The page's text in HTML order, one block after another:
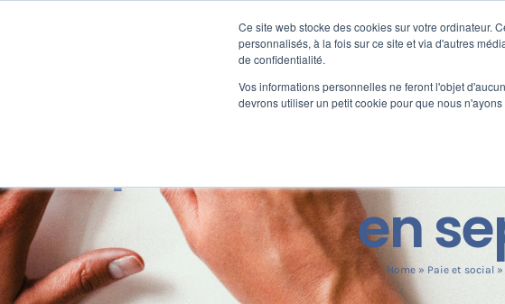
Ce site web stocke des cookies sur votre ordinateur.
personnalisés, à la fois sur ce site et via d'autres
de confidentialité.
Vos informations personnelles ne feront l'objet
devrons utiliser un petit cookie pour que nous
Nos offres
Rupture
en
Home » Paie et social »